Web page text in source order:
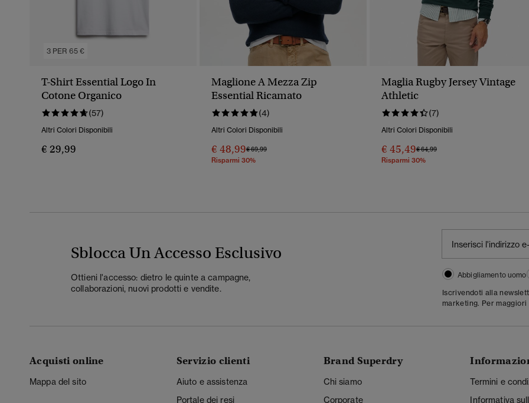
3 PER 65 €
T-Shirt Essential Logo In
Cotone Organico
(57)
Altri Colori Disponibili
€ 29,99
Maglione A Mezza Zip
Essential Ricamato
(4)
Altri Colori Disponibili
€ 48,99Prezzo Ridotto Da
€ 69,99A
Risparmi 30%
Maglia Rugby Jersey Vintage
Athletic
(7)
Altri Colori Disponibili
€ 45,49Prezzo Ridotto Da
€ 64,99A
Risparmi 30%
Sblocca Un Accesso Esclusivo
Ottieni l'accesso: dietro le quinte a campagne,
collaborazioni, nuovi prodotti e vendite.
Abbigliamento uomo
Iscrivendoti alla
marketing. Per
Acquisti online
Mappa del sito
Servizio clienti
Aiuto e assistenza
Portale dei resi
Brand Superdry
Chi siamo
Corporate
Termini e
Informativa